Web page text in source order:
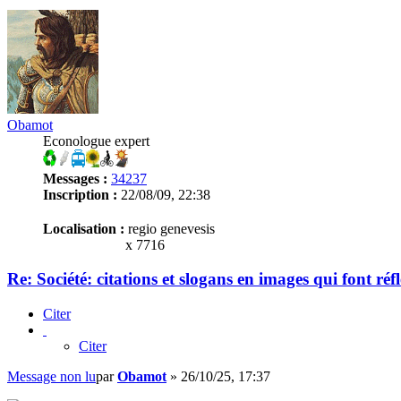
Obamot
Econologue expert
Messages : 34237
Inscription : 22/08/09, 22:38
Localisation : regio genevesis
x 7716
Re: Société: citations et slogans en images qui font
Citer
Citer
Message non luparObamot » 26/10/25, 17:37